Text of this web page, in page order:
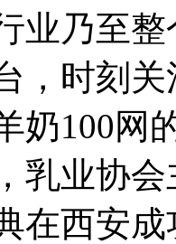
业乃至
，时刻
奶100网
业协会
在西安